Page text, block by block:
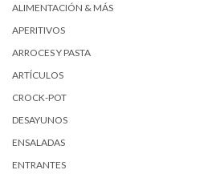
ALIMENTACIÓN & MÁS
APERITIVOS
ARROCES Y PASTA
ARTÍCULOS
CROCK-POT
DESAYUNOS
ENSALADAS
ENTRANTES